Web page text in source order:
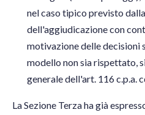
nel caso tipico previsto
dell'aggiudicazione con
motivazione delle decisioni
modello non sia rispettato,
generale dell'art. 116 c.p.a.
La Sezione Terza ha già